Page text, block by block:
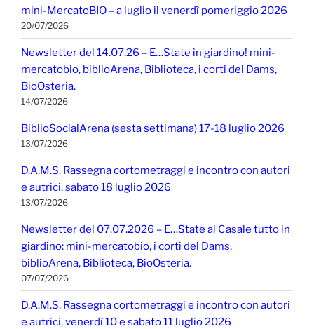
mini-MercatoBIO – a luglio il venerdì pomeriggio 2026
20/07/2026
Newsletter del 14.07.26 – E…State in giardino! mini-
mercatobio, biblioArena, Biblioteca, i corti del Dams,
BioOsteria.
14/07/2026
BiblioSocialArena (sesta settimana) 17-18 luglio 2026
13/07/2026
D.A.M.S. Rassegna cortometraggi e incontro con autori
e autrici, sabato 18 luglio 2026
13/07/2026
Newsletter del 07.07.2026 – E…State al Casale tutto in
giardino: mini-mercatobio, i corti del Dams,
biblioArena, Biblioteca, BioOsteria.
07/07/2026
D.A.M.S. Rassegna cortometraggi e incontro con autori
e autrici, venerdì 10 e sabato 11 luglio 2026